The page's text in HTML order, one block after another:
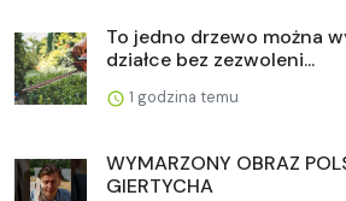
To jedno drzewo można
działce bez zezwoleni...
1 godzina temu
WYMARZONY OBRAZ
GIERTYCHA